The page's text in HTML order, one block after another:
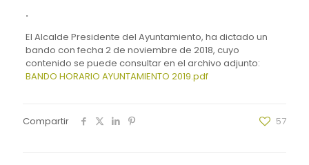
.
El Alcalde Presidente del Ayuntamiento, ha dictado un
bando con fecha 2 de noviembre de 2018, cuyo
contenido se puede consultar en el archivo adjunto:
BANDO HORARIO AYUNTAMIENTO 2019.pdf
Compartir 57